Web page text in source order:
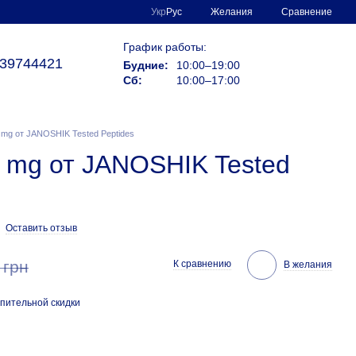
Укр Рус Желания Сравнение
График работы:
Будние:
10:00–19:00
Сб:
10:00–17:00
от JANOSHIK Tested Peptides
от JANOSHIK Tested
Оставить отзыв
К сравнению В желания
скидки